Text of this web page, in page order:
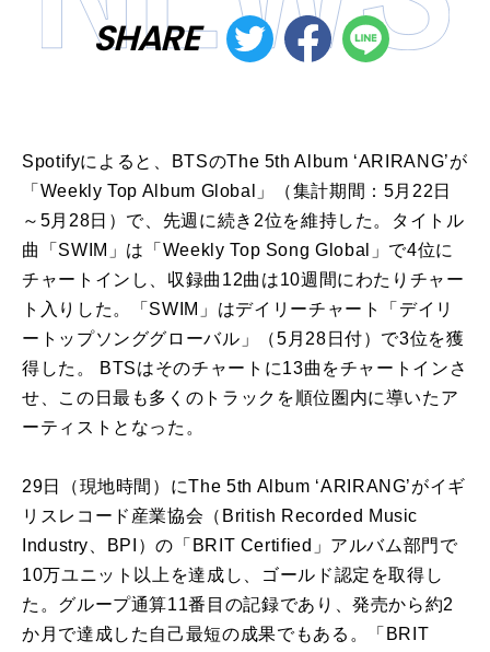
SHARE
Spotifyによると、BTSのThe 5th Album ‘ARIRANG’が
「Weekly Top Album Global」（集計期間：5月22日
～5月28日）で、先週に続き2位を維持した。タイトル
曲「SWIM」は「Weekly Top Song Global」で4位に
チャートインし、収録曲12曲は10週間にわたりチャー
ト入りした。「SWIM」はデイリーチャート「デイリ
ートップソンググローバル」（5月28日付）で3位を獲
得した。 BTSはそのチャートに13曲をチャートインさ
せ、この日最も多くのトラックを順位圏内に導いたア
ーティストとなった。
29日（現地時間）にThe 5th Album ‘ARIRANG’がイギ
リスレコード産業協会（British Recorded Music
Industry、BPI）の「BRIT Certified」アルバム部門で
10万ユニット以上を達成し、ゴールド認定を取得し
た。グループ通算11番目の記録であり、発売から約2
か月で達成した自己最短の成果でもある。「BRIT